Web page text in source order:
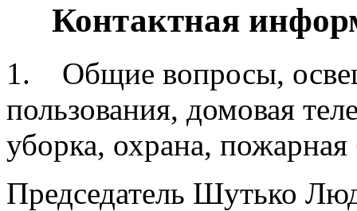
Контактная
1. Общие вопросы,
пользования, домовая
уборка, охрана,
Председатель Шутько